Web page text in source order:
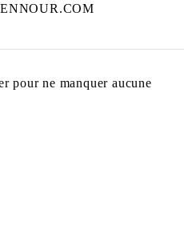
pour ne manquer aucune